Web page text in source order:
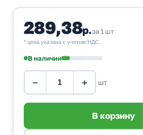
289,38р.за 1 шт
* цена указана с учетом НДС.
В наличии
− + шт